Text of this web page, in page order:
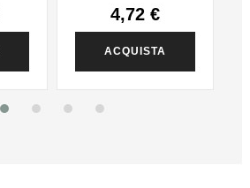
4,72 €
ACQUISTA